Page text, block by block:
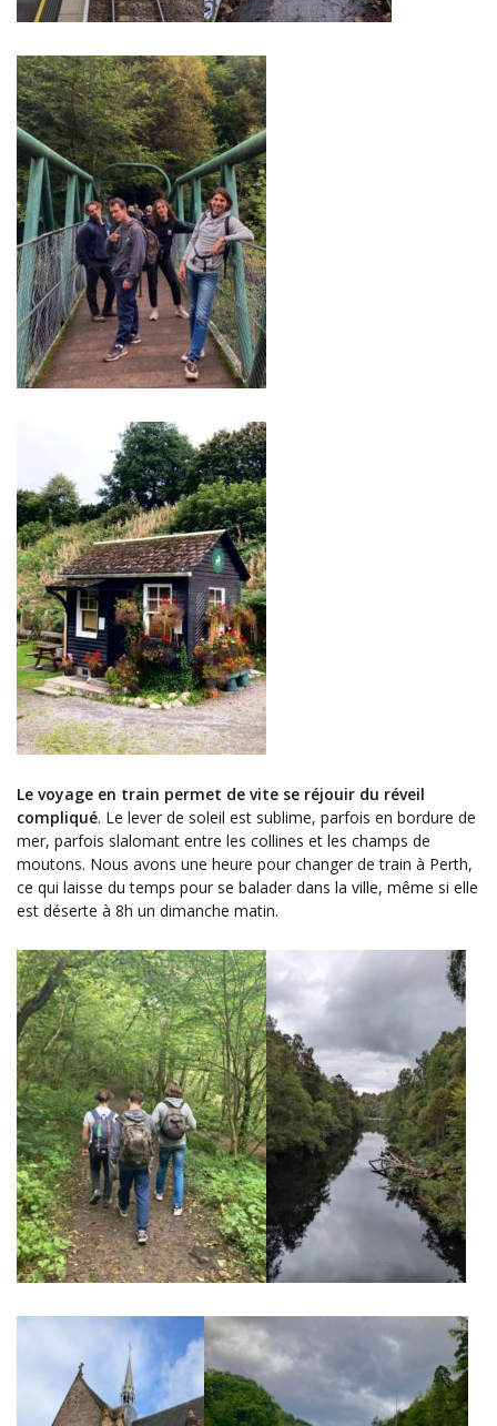
Le voyage en train permet de vite se réjouir du réveil
compliqué. Le lever de soleil est sublime, parfois en bordure de
mer, parfois slalomant entre les collines et les champs de
moutons. Nous avons une heure pour changer de train à Perth,
ce qui laisse du temps pour se balader dans la ville, même si elle
est déserte à 8h un dimanche matin.